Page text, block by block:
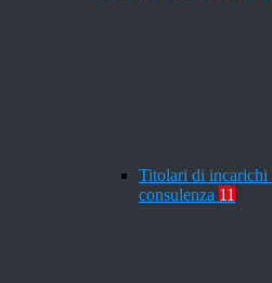
Titolari di incarichi
consulenza 11